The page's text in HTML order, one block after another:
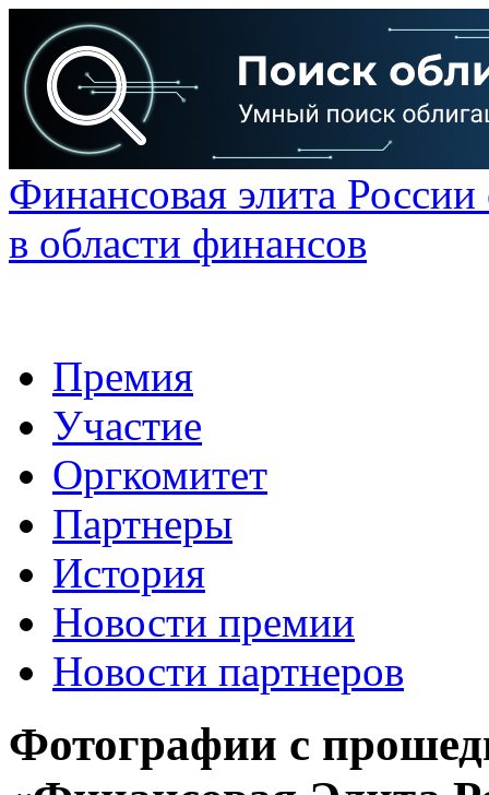
Финансовая элита
в области финансов
Премия
Участие
Оргкомитет
Партнеры
История
Новости премии
Новости партнеров
Фотографии с